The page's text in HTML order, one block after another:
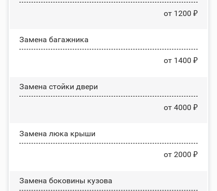
от 1200 ₽
Замена багажника
от 1400 ₽
Зaмeнa cтoйĸи двepи
от 4000 ₽
Зaмeнa люĸa ĸpыши
от 2000 ₽
Замена боковины кузова